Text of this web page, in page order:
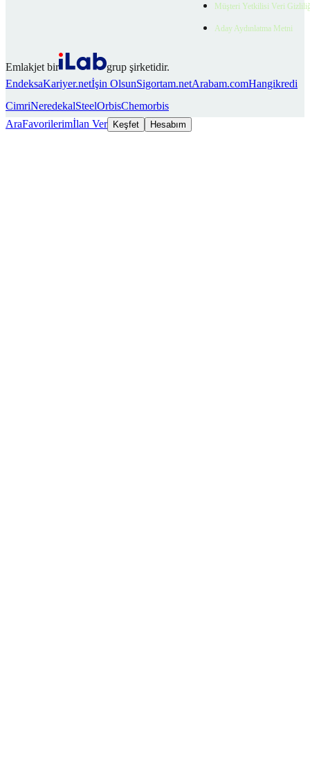
Müşteri Yetkilisi Veri
Aday Aydınlatma Metni
Emlakjet bir
grup şirketidir.
EndeksaKariyer.netİşin OlsunSigortam.netArabam.comHangikredi
CimriNeredekalSteelOrbisChemorbis
AraFavorilerimİlan Ver Keşfet Hesabım